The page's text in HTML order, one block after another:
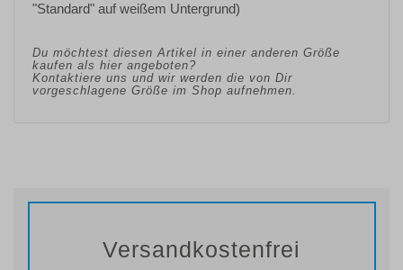
"Standard" auf weißem Untergrund)
Du möchtest diesen Artikel in einer anderen Größe
kaufen als hier angeboten?
Kontaktiere uns und wir werden die von Dir
vorgeschlagene Größe im Shop aufnehmen.
Versandkostenfrei